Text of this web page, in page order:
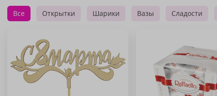
Все Открытки Шарики Вазы Сладости